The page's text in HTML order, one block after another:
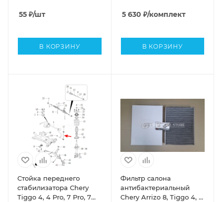
55 ₽/шт
В КОРЗИНУ
5 630 ₽/комплект
В КОРЗИНУ
Стойка переднего
стабилизатора Chery
Tiggo 4, 4 Pro, 7 Pro, 7
Фильтр салона
антибактериальный
Chery Arrizo 8, Tiggo 4, 4